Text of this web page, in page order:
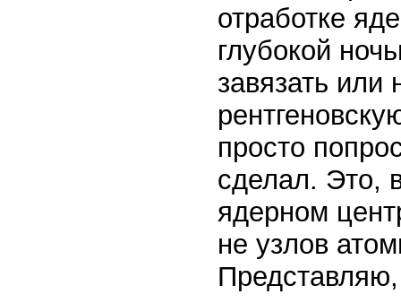
отработке
глубокой
завязать или
просто
сделал. Это,
ядерном
не узлов